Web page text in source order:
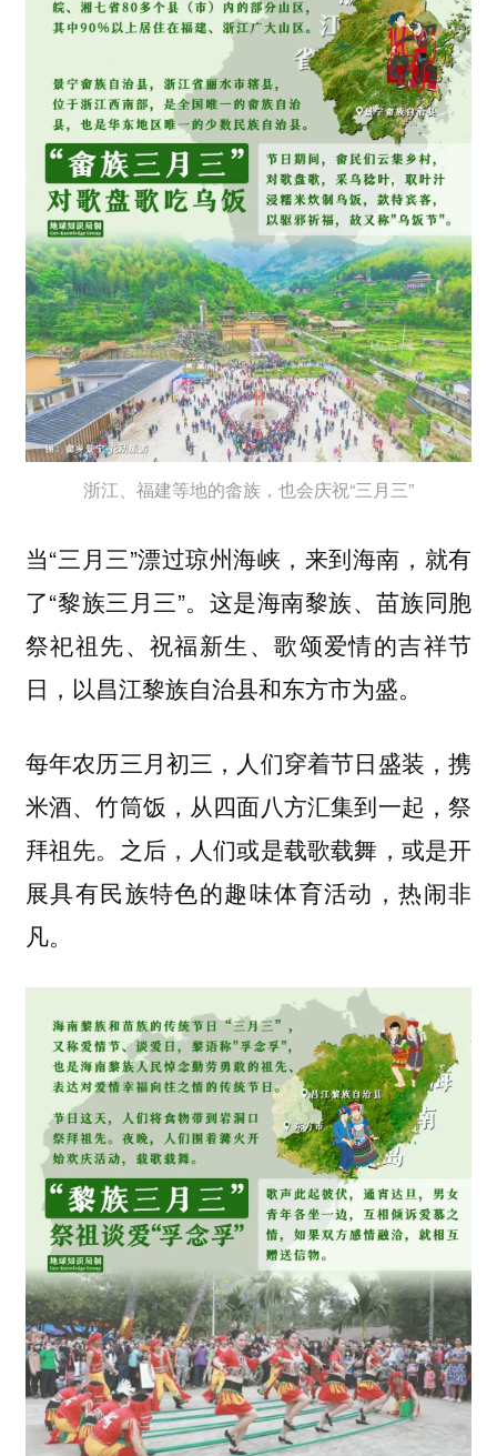
浙江、福建等地的畲族，也会庆祝“三月三”
当“三月三”漂过琼州海峡，来到海南，就有
了“黎族三月三”。这是海南黎族、苗族同胞
祭祀祖先、祝福新生、歌颂爱情的吉祥节
日，以昌江黎族自治县和东方市为盛。
每年农历三月初三，人们穿着节日盛装，携
米酒、竹筒饭，从四面八方汇集到一起，祭
拜祖先。之后，人们或是载歌载舞 ，或是开
展具有民族特色的趣味体育活动 ，热闹非
凡。